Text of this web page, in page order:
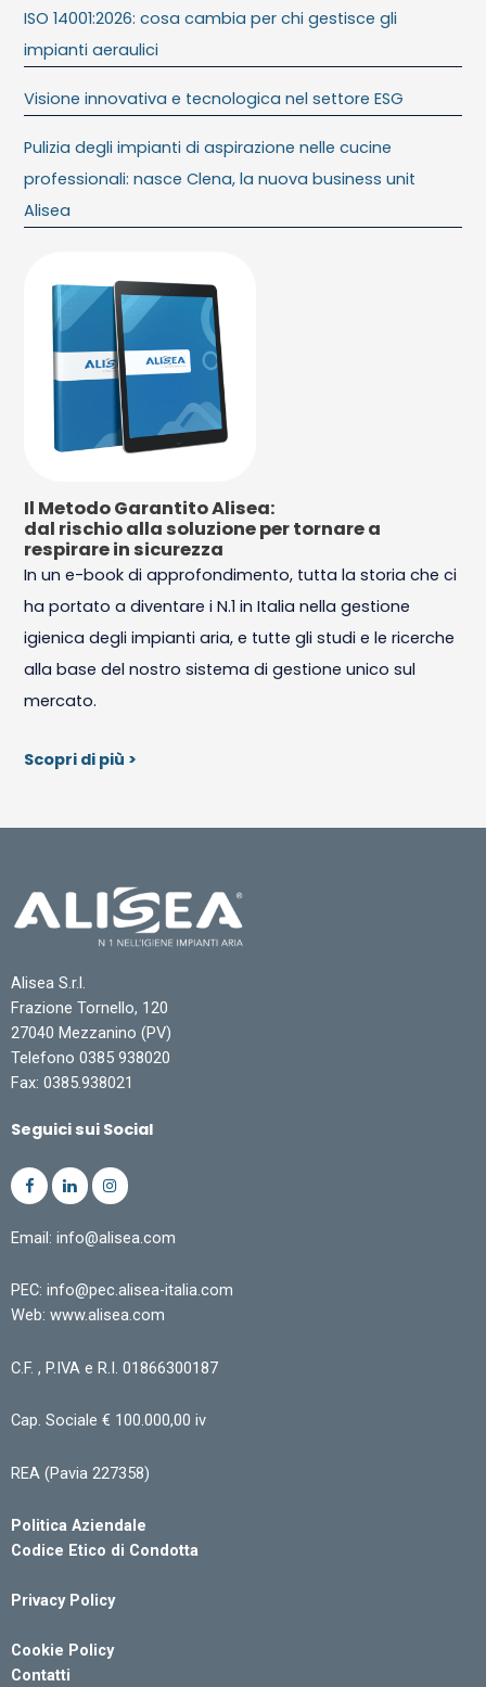
ISO 14001:2026: cosa cambia per chi gestisce gli
impianti aeraulici
Visione innovativa e tecnologica nel settore ESG
Pulizia degli impianti di aspirazione nelle cucine
professionali: nasce Clena, la nuova business unit
Alisea
Il Metodo Garantito Alisea:
dal rischio alla soluzione per tornare a
respirare in sicurezza
In un e-book di approfondimento, tutta la storia che ci
ha portato a diventare i N.1 in Italia nella gestione
igienica degli impianti aria, e tutte gli studi e le ricerche
alla base del nostro sistema di gestione unico sul
mercato.
Scopri di più >
Alisea S.r.l.
Frazione Tornello, 120
27040 Mezzanino (PV)
Telefono 0385 938020
Fax: 0385.938021
Seguici sui Social
Email: info@alisea.com
PEC: info@pec.alisea-italia.com
Web: www.alisea.com
C.F. , P.IVA e R.I. 01866300187
Cap. Sociale € 100.000,00 iv
REA (Pavia 227358)
Politica Aziendale
Codice Etico di Condotta
Privacy Policy
Cookie Policy
Contatti